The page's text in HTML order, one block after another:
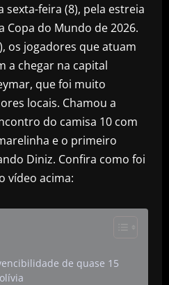
sexta-feira (8), pela estreia
Copa do Mundo de 2026.
os jogadores que atuam
a chegar na capital
que foi muito
locais. Chamou a
do camisa 10 com
e o primeiro
Diniz. Confira como foi
vídeo acima:
de quase 15